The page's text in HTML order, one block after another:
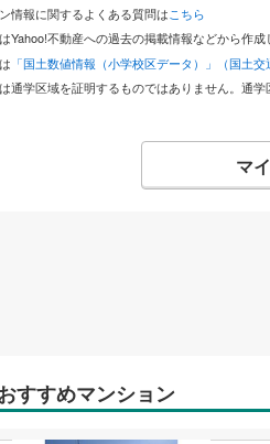
情報に関するよくある質問はこちら
Yahoo!不動産への過去の掲載情報などから作
「国土数値情報（小学校区データ）」（国土交
通学区域を証明するものではありません。通
マ
すすめマンション